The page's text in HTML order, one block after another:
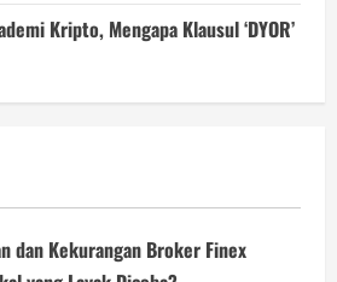
Kripto, Mengapa Klausul ‘DYOR’
dan Kekurangan Broker Finex